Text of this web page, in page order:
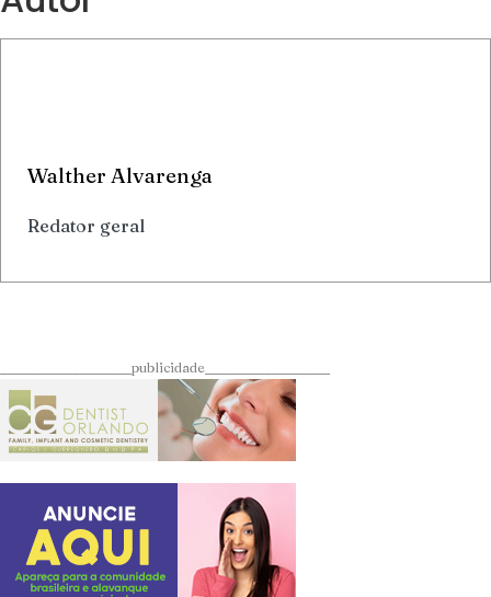
Walther Alvarenga
Redator geral
____________________publicidade___________________